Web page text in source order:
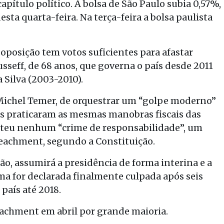
político. A bolsa de São Paulo subia 0,57%,
quarta-feira. Na terça-feira a bolsa paulista
tem votos suficientes para afastar
de 68 anos, que governa o país desde 2011
(2003-2010).
Temer, de orquestrar um “golpe moderno”
as mesmas manobras fiscais das
nenhum “crime de responsabilidade”, um
segundo a Constituição.
assumirá a presidência de forma interina e a
for declarada finalmente culpada após seis
até 2018.
em abril por grande maioria.